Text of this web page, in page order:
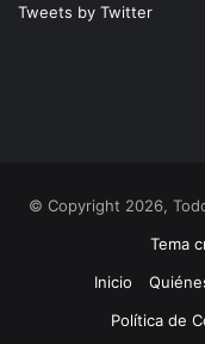
Tweets by Twitter
© Copyright 2026,
Tema
Inicio
Política de